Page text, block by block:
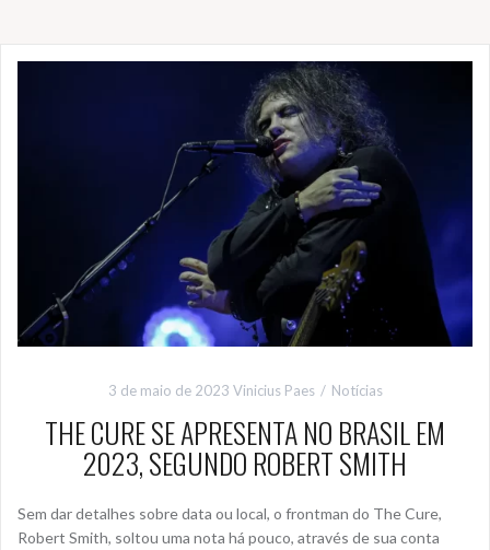
3 de maio de 2023 Vinicius Paes Notícias
THE CURE SE APRESENTA NO BRASIL EM
2023, SEGUNDO ROBERT SMITH
Sem dar detalhes sobre data ou local, o frontman do The Cure,
Robert Smith, soltou uma nota há pouco, através de sua conta